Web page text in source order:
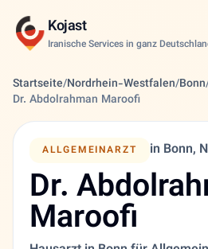
Kojast
Iranische Services in ganz
Startseite/Nordrhein-Westfalen/Bonn
Dr. Abdolrahman Maroofi
ALLGEMEINARZT in Bonn,
Dr.
Maroofi